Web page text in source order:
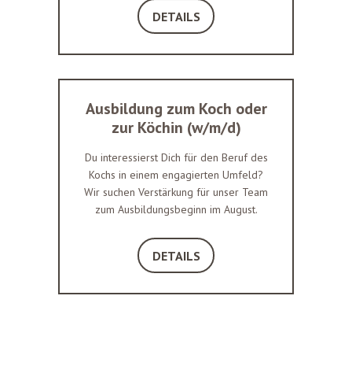
DETAILS
Ausbildung zum Koch oder
zur Köchin (w/m/d)
Du interessierst Dich für den Beruf des
Kochs in einem engagierten Umfeld?
Wir suchen Verstärkung für unser Team
zum Ausbildungsbeginn im August.
DETAILS